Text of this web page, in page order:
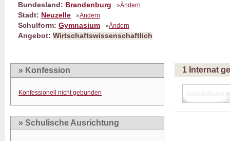
Bundesland: Brandenburg »Ändern
Stadt: Neuzelle »Ändern
Schulform: Gymnasium »Ändern
Angebot: Wirtschaftswissenschaftlich
» Konfession
Konfessionell nicht gebunden
» Schulische Ausrichtung
1 Internat